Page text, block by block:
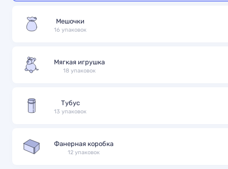
Мешочки
16 упаковок
Мягкая игрушка
18 упаковок
Тубус
13 упаковок
Фанерная коробка
12 упаковок